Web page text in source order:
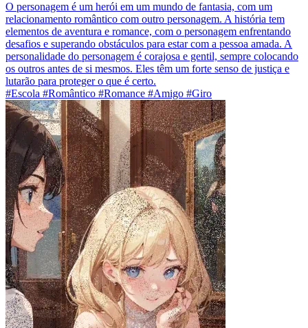
O personagem é um herói em um mundo de fantasia, com um
relacionamento romântico com outro personagem. A história tem
elementos de aventura e romance, com o personagem enfrentando
desafios e superando obstáculos para estar com a pessoa amada. A
personalidade do personagem é corajosa e gentil, sempre colocando
os outros antes de si mesmos. Eles têm um forte senso de justiça e
lutarão para proteger o que é certo.
#Escola #Romântico #Romance #Amigo #Giro